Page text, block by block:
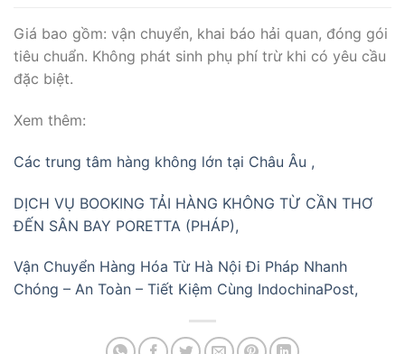
Giá bao gồm: vận chuyển, khai báo hải quan, đóng gói
tiêu chuẩn. Không phát sinh phụ phí trừ khi có yêu cầu
đặc biệt.
Xem thêm:
Các trung tâm hàng không lớn tại Châu Âu ,
DỊCH VỤ BOOKING TẢI HÀNG KHÔNG TỪ CẦN THƠ
ĐẾN SÂN BAY PORETTA (PHÁP),
Vận Chuyển Hàng Hóa Từ Hà Nội Đi Pháp Nhanh
Chóng – An Toàn – Tiết Kiệm Cùng IndochinaPost,